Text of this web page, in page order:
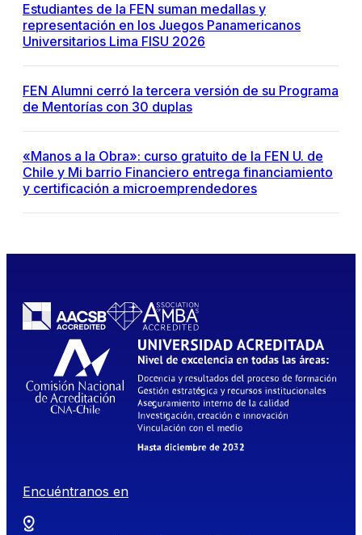
Estudiantes de la FEN suman medallas y
representación en los Juegos Panamericanos
Universitarios Lima FISU 2026
FEN Alumni cerró la tercera versión de su Programa
de Mentorías con 30 duplas
«Manos a la Obra»: curso gratuito de la FEN U. de
Chile y Mi barrio Financiero entrega financiamiento
y certificación a microemprendedores
Encuéntranos en